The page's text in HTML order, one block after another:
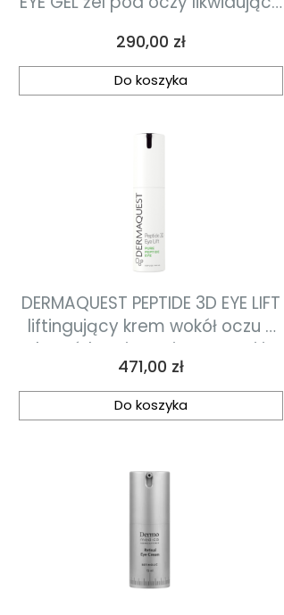
Cena
290,00 zł
Do koszyka
DERMAQUEST PEPTIDE 3D EYE LIFT
liftingujący krem wokół oczu z
komórkami macierzystymi i
resweratrolem 14.8ml
Cena
471,00 zł
Do koszyka